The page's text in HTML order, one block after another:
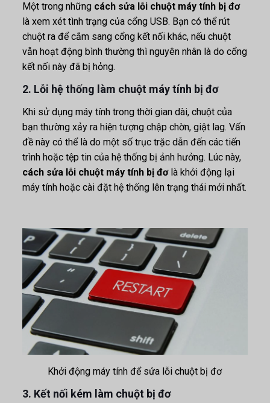
Một trong những cách sửa lỗi chuột máy tính bị đơ
là xem xét tình trạng của cổng USB. Bạn có thể rút
chuột ra để cắm sang cổng kết nối khác, nếu chuột
vẫn hoạt động bình thường thì nguyên nhân là do cổng
kết nối này đã bị hỏng.
2. Lỗi hệ thống làm chuột máy tính bị đơ
Khi sử dụng máy tính trong thời gian dài, chuột của
bạn thường xảy ra hiện tượng chập chờn, giật lag. Vấn
đề này có thể là do một số trục trặc dẫn đến các tiến
trình hoặc tệp tin của hệ thống bị ảnh hưởng. Lúc này,
cách sửa lỗi chuột máy tính bị đơlà khởi động lại
máy tính hoặc cài đặt hệ thống lên trạng thái mới nhất.
Khởi động máy tính để sửa lỗi chuột bị đơ
3. Kết nối kém làm chuột bị đơ